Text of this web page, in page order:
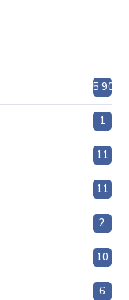
5 908
1
11
11
2
10
6